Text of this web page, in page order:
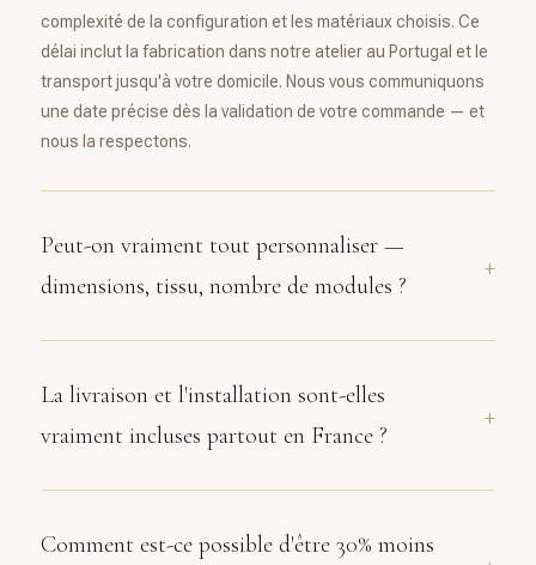
complexité de la configuration et les matériaux choisis. Ce
délai inclut la fabrication dans notre atelier au Portugal et le
transport jusqu'à votre domicile. Nous vous communiquons
une date précise dès la validation de votre commande — et
nous la respectons.
Peut-on vraiment tout personnaliser —
dimensions, tissu, nombre de modules ?
+
de modules, la profondeur d'assise, la hauteur des
sélection de tissus et velours haut de gamme. Si vous avez
La livraison et l'installation sont-elles
vraiment incluses partout en France ?
+
montagne ou sur le littoral. Notre équipe transporte, monte
et positionne votre canapé. Les frais de livraison sont inclus
Comment est-ce possible d'être 30% moins